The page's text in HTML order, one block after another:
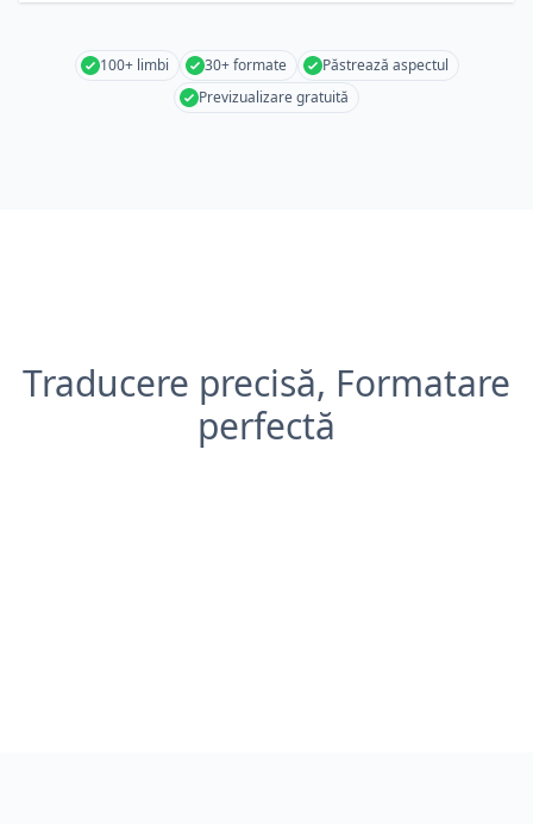
100+ limbi 30+ formate
Păstrează aspectul
Previzualizare gratuită
Traducere precisă, Formatare
perfectă